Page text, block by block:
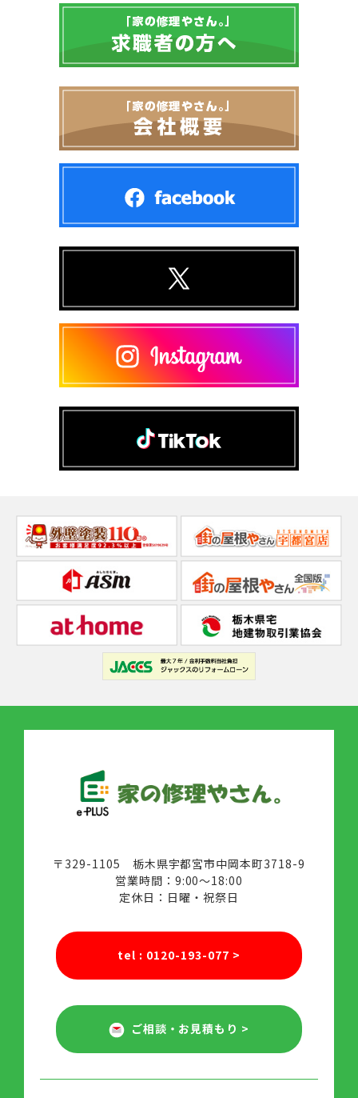
〒329-1105 栃木県宇都宮市中岡本町3718-9
営業時間：9:00～18:00
定休日：日曜・祝祭日
tel : 0120-193-077 >
ご相談・お見積もり >